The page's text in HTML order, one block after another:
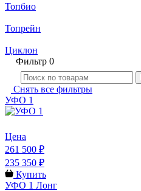
Топбио
Топрейн
Циклон
Фильтр 0
Снять все фильтры
УФО 1
Цена
261 500 ₽
235 350 ₽
Купить
УФО 1 Лонг